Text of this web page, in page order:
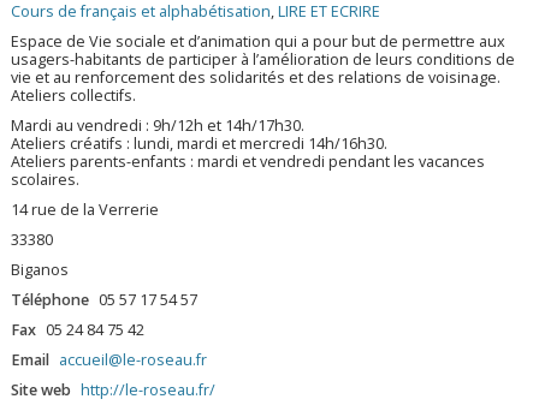
Cours de français et alphabétisation,LIRE ET ECRIRE
Espace de Vie sociale et d’animation qui a pour but de permettre aux
usagers-habitants de participer à l’amélioration de leurs conditions de
vie et au renforcement des solidarités et des relations de voisinage.
Ateliers collectifs.
Mardi au vendredi : 9h/12h et 14h/17h30.
Ateliers créatifs : lundi, mardi et mercredi 14h/16h30.
Ateliers parents-enfants : mardi et vendredi pendant les vacances
scolaires.
14 rue de la Verrerie
33380
Biganos
Téléphone 05 57 17 54 57
Fax 05 24 84 75 42
Email accueil@le-roseau.fr
Site web http://le-roseau.fr/